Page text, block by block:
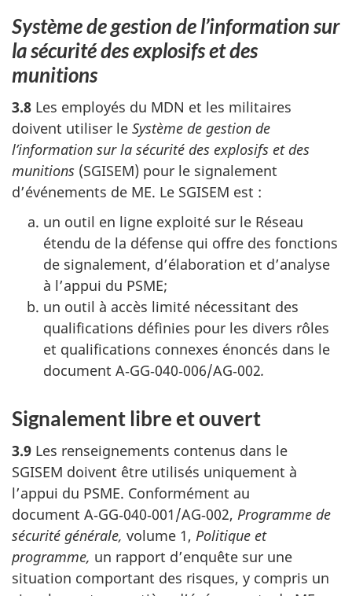
Système de gestion de l’information sur
la sécurité des explosifs et des
munitions
3.8 Les employés du MDN et les militaires
doivent utiliser le Système de gestion de
l’information sur la sécurité des explosifs et des
munitions (SGISEM) pour le signalement
d’événements de ME. Le SGISEM est :
un outil en ligne exploité sur le Réseau
étendu de la défense qui offre des fonctions
de signalement, d’élaboration et d’analyse
à l’appui du PSME;
un outil à accès limité nécessitant des
qualifications définies pour les divers rôles
et qualifications connexes énoncés dans le
document A‑GG‑040‑006/AG‑002.
Signalement libre et ouvert
3.9 Les renseignements contenus dans le
SGISEM doivent être utilisés uniquement à
l’appui du PSME. Conformément au
document A‑GG‑040‑001/AG‑002, Programme de
sécurité générale, volume 1, Politique et
programme, un rapport d’enquête sur une
situation comportant des risques, y compris un